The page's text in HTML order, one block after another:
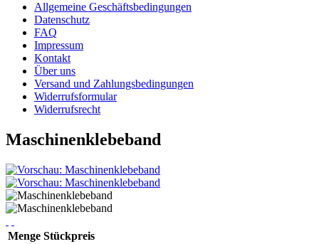
Allgemeine Geschäftsbedingungen
Datenschutz
FAQ
Impressum
Kontakt
Über uns
Versand und Zahlungsbedingungen
Widerrufsformular
Widerrufsrecht
Maschinenklebeband
Menge Stückpreis